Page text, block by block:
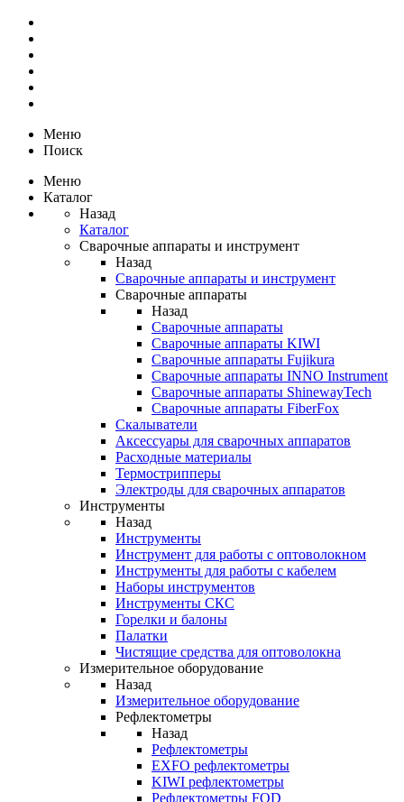
Меню
Поиск
Меню
Каталог
Назад
Каталог
Сварочные аппараты и инструмент
Назад
Сварочные аппараты и инструмент
Сварочные аппараты
Назад
Сварочные аппараты
Сварочные аппараты KIWI
Сварочные аппараты Fujikura
Сварочные аппараты INNO Instrument
Сварочные аппараты ShinewayTech
Cварочные аппараты FiberFox
Скалыватели
Аксессуары для сварочных аппаратов
Расходные материалы
Термострипперы
Электроды для сварочных аппаратов
Инструменты
Назад
Инструменты
Инструмент для работы с оптоволокном
Инструменты для работы с кабелем
Наборы инструментов
Инструменты СКС
Горелки и балоны
Палатки
Чистящие средства для оптоволокна
Измерительное оборудование
Назад
Измерительное оборудование
Рефлектометры
Назад
Рефлектометры
EXFO рефлектометры
KIWI рефлектометры
Рефлектометры FOD